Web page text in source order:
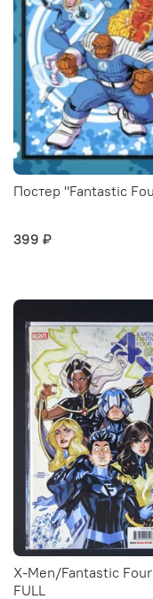
Постер "Fantastic
399 ₽
X-Men/Fantastic
FULL